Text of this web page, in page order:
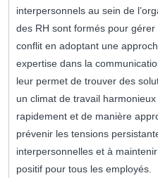
interpersonnels au sein de
des RH sont formés pour
conflit en adoptant une
expertise dans la
leur permet de trouver des
un climat de travail
rapidement et de manière
prévenir les tensions
interpersonnelles et à
positif pour tous les employés.